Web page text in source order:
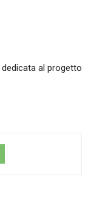
dedicata al progetto